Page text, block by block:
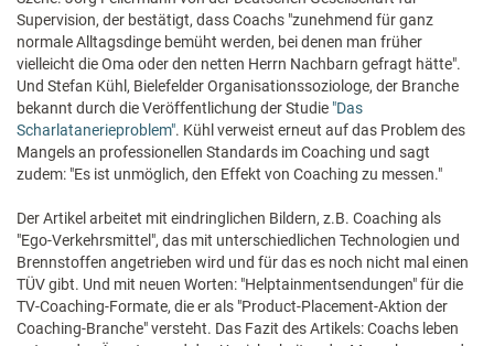
Supervision, der bestätigt, dass Coachs "zunehmend für ganz
normale Alltagsdinge bemüht werden, bei denen man früher
vielleicht die Oma oder den netten Herrn Nachbarn gefragt hätte".
Und Stefan Kühl, Bielefelder Organisationssoziologe, der Branche
bekannt durch die Veröffentlichung der Studie "Das
Scharlatanerieproblem". Kühl verweist erneut auf das Problem des
Mangels an professionellen Standards im Coaching und sagt
zudem: "Es ist unmöglich, den Effekt von Coaching zu messen."
Der Artikel arbeitet mit eindringlichen Bildern, z.B. Coaching als
"Ego-Verkehrsmittel", das mit unterschiedlichen Technologien und
Brennstoffen angetrieben wird und für das es noch nicht mal einen
TÜV gibt. Und mit neuen Worten: "Helptainmentsendungen" für die
TV-Coaching-Formate, die er als "Product-Placement-Aktion der
Coaching-Branche" versteht. Das Fazit des Artikels: Coachs leben